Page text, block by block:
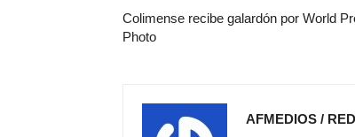
Colimense recibe galardón por World
Photo
AFMEDIOS /